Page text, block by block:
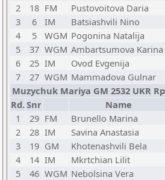
2
18 FM Pustovoitova Daria
3
6 IM Batsiashvili Nino
4
5 WGM Pogonina Natalija
5
37 WGM Ambartsumova Karina
6
25 IM Ovod Evgenija
7
27 WGM Mammadova Gulnar
Muzychuk Mariya GM 2532 UKR
Rd.Snr Name
1
29 FM Brunello Marina
2
28 IM Savina Anastasia
3
19 GM Khotenashvili Bela
4
14 IM Mkrtchian Lilit
5
46 WGM Nebolsina Vera